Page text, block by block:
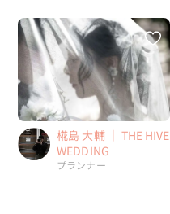
椛島 大輔 ｜ THE HIVE
WEDDING
プランナー